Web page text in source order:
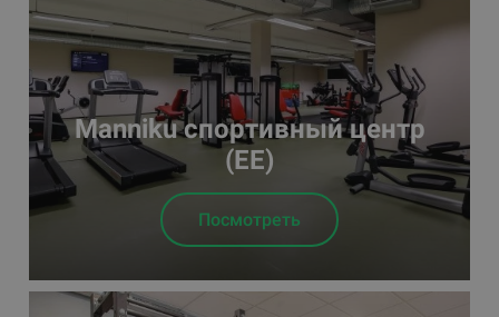
Manniku спортивный центр
(EE)
Посмотреть